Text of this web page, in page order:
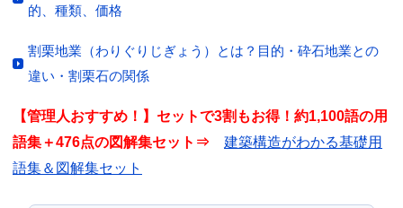
的、種類、価格
割栗地業（わりぐりじぎょう）とは？目的・砕石地業との
違い・割栗石の関係
【管理人おすすめ！】セットで3割もお得！約1,100語の用
語集＋476点の図解集セット⇒ 建築構造がわかる基礎用
語集＆図解集セット